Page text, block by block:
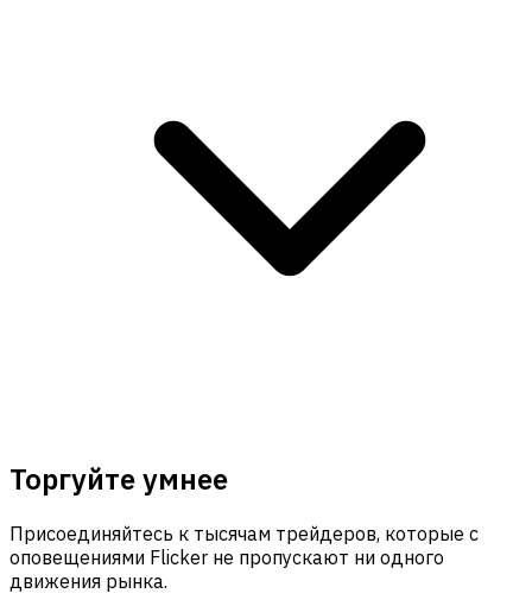
Торгуйте умнее
Присоединяйтесь к тысячам трейдеров, которые с
оповещениями Flicker не пропускают ни одного
движения рынка.